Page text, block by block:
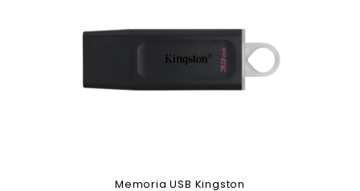
Memoria USB Kingston